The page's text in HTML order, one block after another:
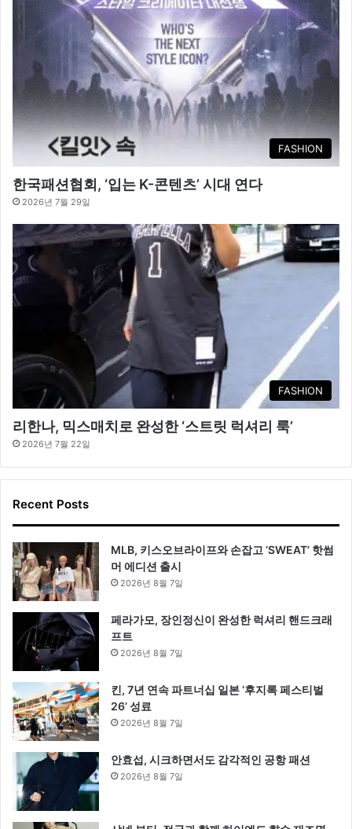
FASHION
한국패션협회, ‘입는 K-콘텐츠’ 시대 연다
2026년 7월 29일
FASHION
리한나, 믹스매치로 완성한 ‘스트릿 럭셔리 룩’
2026년 7월 22일
Recent Posts
MLB, 키스오브라이프와 손잡고 ‘SWEAT’ 핫썸
머 에디션 출시
2026년 8월 7일
페라가모, 장인정신이 완성한 럭셔리 핸드크래
프트
2026년 8월 7일
킨, 7년 연속 파트너십 일본 ‘후지록 페스티벌
26’ 성료
2026년 8월 7일
안효섭, 시크하면서도 감각적인 공항 패션
2026년 8월 7일